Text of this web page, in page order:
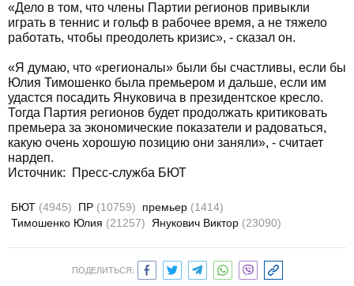
«Дело в том, что члены Партии регионов привыкли
играть в теннис и гольф в рабочее время, а не тяжело
работать, чтобы преодолеть кризис», - сказал он.
«Я думаю, что «регионалы» были бы счастливы, если бы
Юлия Тимошенко была премьером и дальше, если им
удастся посадить Януковича в президентское кресло.
Тогда Партия регионов будет продолжать критиковать
премьера за экономические показатели и радоваться,
какую очень хорошую позицию они заняли», - считает
нардеп.
Источник: Пресс-служба БЮТ
БЮТ (4945) ПР (10759) премьер (1414)
Тимошенко Юлия (21257) Янукович Виктор (23090)
ПОДЕЛИТЬСЯ: